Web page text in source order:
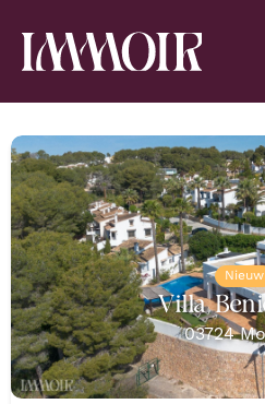
Nieuw
Villa
03724